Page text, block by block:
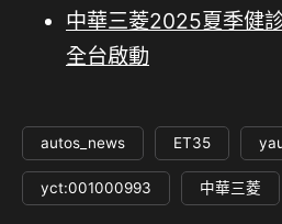
中華三菱2025夏季健
全台啟動
autos_news ET35
yct:001000993 中華三菱